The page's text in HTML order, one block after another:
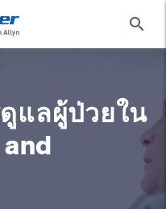
search
แลผู้ป่วยใน